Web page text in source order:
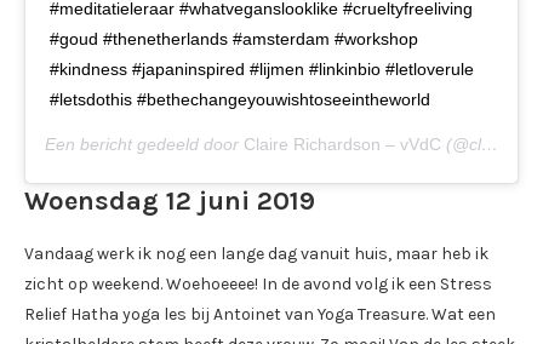
#meditatieleraar #whatveganslooklike #crueltyfreeliving
#goud #thenetherlands #amsterdam #workshop
#kindness #japaninspired #lijmen #linkinbio #letloverule
#letsdothis #bethechangeyouwishtoseeintheworld
Een bericht gedeeld door Claire Richardson – vVdC (@clairesmission) op
Woensdag 12 juni 2019
Vandaag werk ik nog een lange dag vanuit huis, maar heb ik
zicht op weekend. Woehoeeee! In de avond volg ik een Stress
Relief Hatha yoga les bij Antoinet van Yoga Treasure. Wat een